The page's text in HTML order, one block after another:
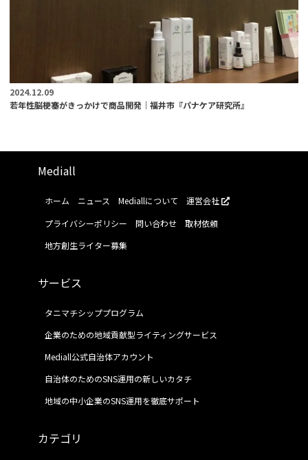
2024.12.09
若年性脳梗塞がきっかけで商品開発｜福井市『パナケア研究所』
Mediall
ホーム ニュース Mediallについて
運営会社
プライバシーポリシー
問い合わせ
取材依頼
地方創生ライター募集
サービス
タニマチシッププログラム
企業のための地域貢献型ライティングサービス
Mediall公式自治体アカウント
自治体のためのSNS運用の新しいカタチ
地域の中小企業のSNS運用を徹底サポート
カテゴリ